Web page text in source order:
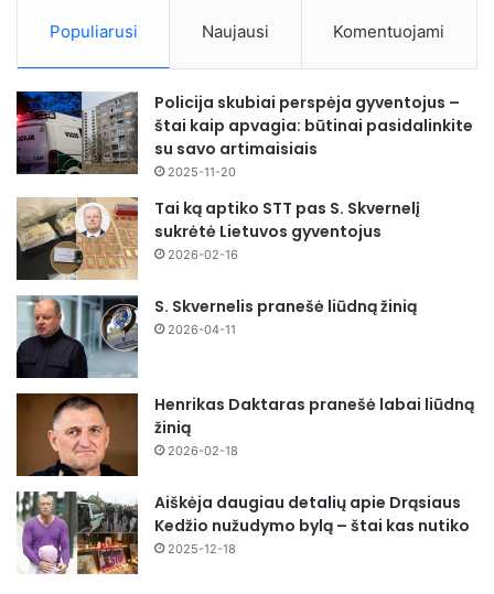
Populiarusi Naujausi Komentuojami
Policija skubiai perspėja gyventojus –
štai kaip apvagia: būtinai pasidalinkite
su savo artimaisiais
2025-11-20
Tai ką aptiko STT pas S. Skvernelį
sukrėtė Lietuvos gyventojus
2026-02-16
S. Skvernelis pranešė liūdną žinią
2026-04-11
Henrikas Daktaras pranešė labai liūdną
žinią
2026-02-18
Aiškėja daugiau detalių apie Drąsiaus
Kedžio nužudymo bylą – štai kas nutiko
2025-12-18